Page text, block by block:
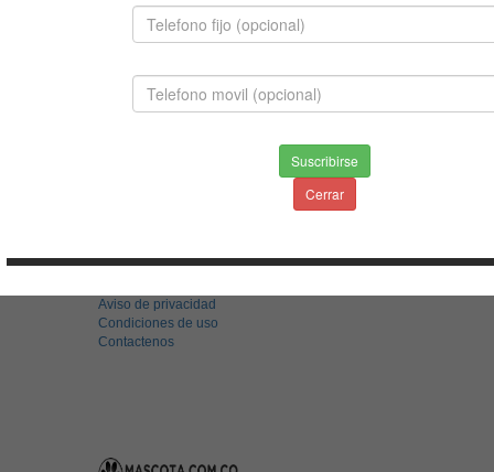
Aviso de privacidad
Condiciones de uso
Contactenos
Suscribirse
Cerrar